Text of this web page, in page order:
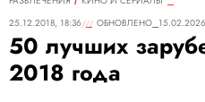
25.12.2018, 18:36
ОБНОВЛЕНО
50 лучших
2018 года